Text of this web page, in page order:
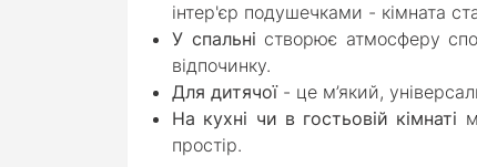
інтер'єр подушечками - кімната
У спальні створює атмосферу
відпочинку.
Для дитячої- це м’який,
На кухні чи в гостьовій кімнаті
простір.